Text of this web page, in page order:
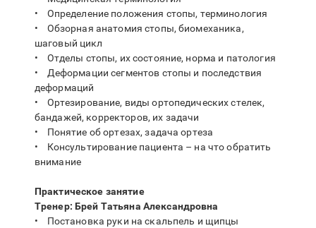
• Определение положения стопы, терминология
• Обзорная анатомия стопы, биомеханика,
шаговый цикл
• Отделы стопы, их состояние, норма и патология
• Деформации сегментов стопы и последствия
деформаций
• Ортезирование, виды ортопедических стелек,
бандажей, корректоров, их задачи
• Понятие об ортезах, задача ортеза
• Консультирование пациента – на что обратить
внимание
Практическое занятие
Тренер: Брей Татьяна Александровна
• Постановка руки на скальпель и щипцы